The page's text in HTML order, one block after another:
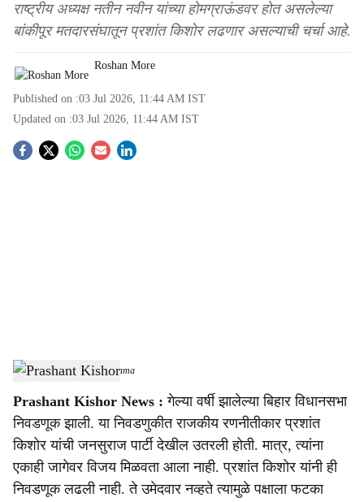
राष्ट्रीय अध्यक्ष नतीन नवीन यांच्या होमग्राऊंडवर होत असलेल्या
बांकीपूर मतदारसंघातून प्रशांत किशोर लढणार असल्याची चर्चा आहे.
Roshan More
Published on :03 Jul 2026, 11:44 AM IST
Updated on :03 Jul 2026, 11:44 AM IST
S
a
r
e
Prashant Kishor-Sarkarnama
Prashant Kishor News : गेल्या वर्षी झालेल्या बिहार विधानसभा
निवडणूक झाली. या निवडणुकीत राजकीय रणनीतीकार प्रशांत
किशोर यांची जनसुराज पार्टी देखील उतरली होती. मात्र, त्यांना
एकाही जागेवर विजय मिळवता आला नाही. प्रशांत किशोर यांनी ही
निवडणूक लढली नाही. ते उमेदवार नव्हते त्यामुळे पक्षाला फटका